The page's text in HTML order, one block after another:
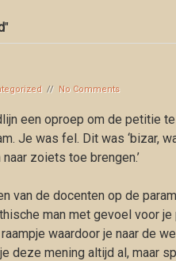
"
// No Comments
een oproep om de petitie
Je was fel. Dit was ‘bizar,
zoiets toe brengen.’
van de docenten op de
man met gevoel voor
waardoor je naar de
deze mening altijd al, maar